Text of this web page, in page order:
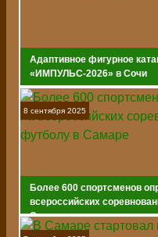
Адаптивное фигурное
«ИМПУЛЬС-2026» в Сочи
8 сентября 2025
Более 600 спортсменов
всероссийских
Самаре